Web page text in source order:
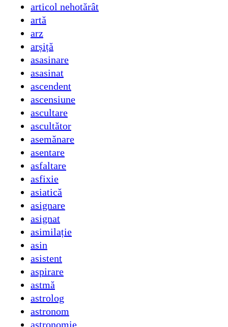
articol nehotărât
artă
arz
arșiță
asasinare
asasinat
ascendent
ascensiune
ascultare
ascultător
asemănare
asentare
asfaltare
asfixie
asiatică
asignare
asignat
asimilație
asin
asistent
aspirare
astmă
astrolog
astronom
astronomie